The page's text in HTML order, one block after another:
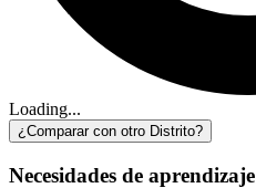
Loading...
¿Comparar con otro Distrito?
Necesidades de aprendizaje